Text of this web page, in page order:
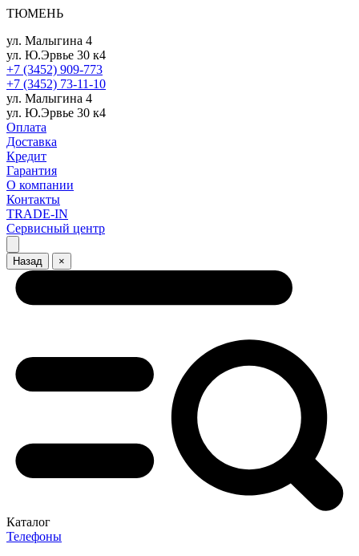
ТЮМЕНЬ
ул. Малыгина 4
ул. Ю.Эрвье 30 к4
+7 (3452) 909-773
+7 (3452) 73-11-10
ул. Малыгина 4
ул. Ю.Эрвье 30 к4
Оплата
Доставка
Кредит
Гарантия
О компании
Контакты
TRADE-IN
Сервисный центр
Назад ×
Каталог
Телефоны